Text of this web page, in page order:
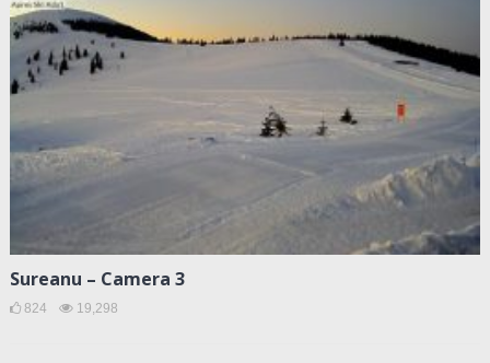
Sureanu – Camera 3
824 19,298